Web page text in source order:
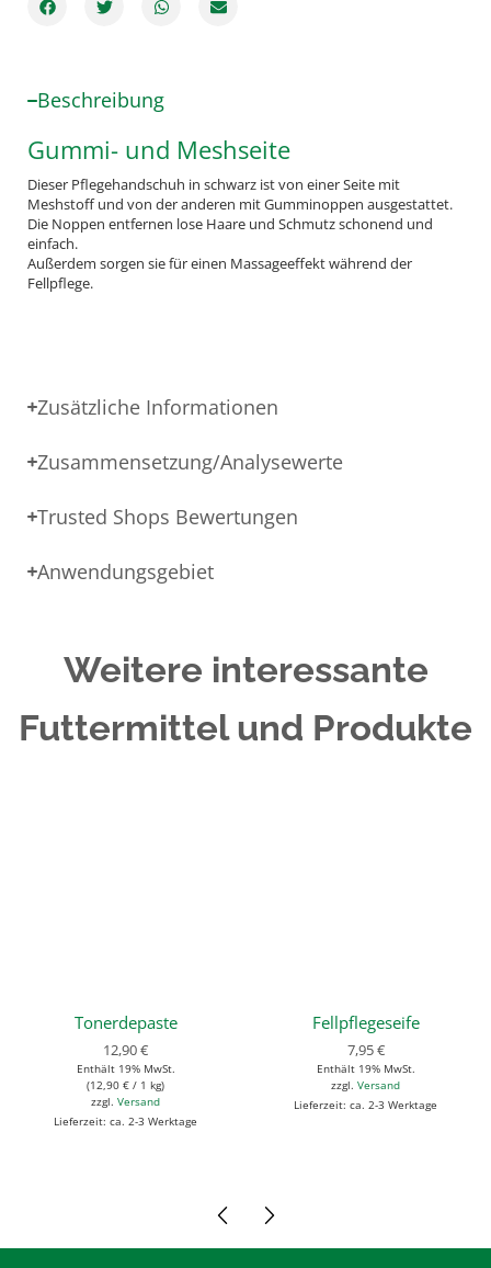
Beschreibung
Gummi- und Meshseite
Dieser Pflegehandschuh in schwarz ist von einer Seite mit
Meshstoff und von der anderen mit Gumminoppen ausgestattet.
Die Noppen entfernen lose Haare und Schmutz schonend und
einfach.
Außerdem sorgen sie für einen Massageeffekt während der
Fellpflege.
Zusätzliche Informationen
Zusammensetzung/Analysewerte
Trusted Shops Bewertungen
Anwendungsgebiet
Weitere interessante
Futtermittel und Produkte
Tonerdepaste
12,90€
Enthält 19% MwSt.
(12,90 € / 1 kg)
zzgl. Versand
Lieferzeit: ca. 2-3 Werktage
Fellpflegeseife
7,95€
Enthält 19% MwSt.
zzgl. Versand
Lieferzeit: ca. 2-3 Werktage